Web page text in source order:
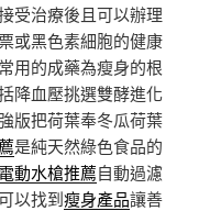
受治療後且可以辦理
或黑色素細胞的健康
用的成藥為瘦身的根
降血壓挑選雙酵進化
版把荷葉奉冬瓜荷葉
是純天然綠色食品的
電動水槍推薦自動過濾
以找到瘦身產品讓善